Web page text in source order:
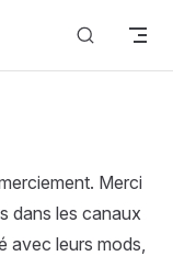
Merci
dans les canaux
avec leurs mods,